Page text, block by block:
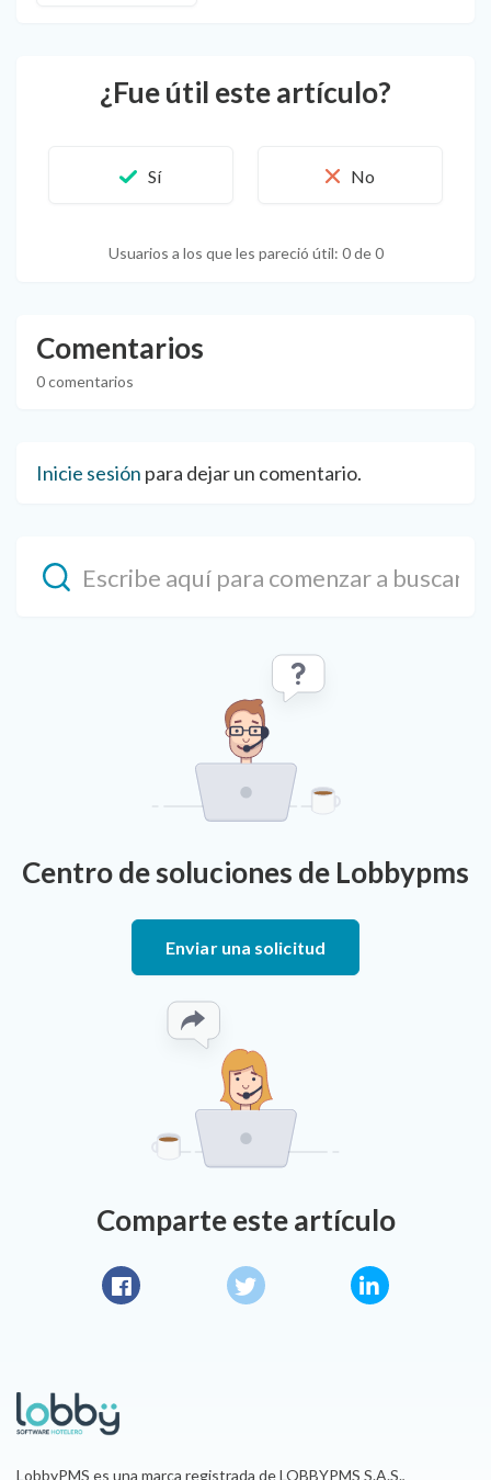
¿Fue útil este artículo?
Usuarios a los que les pareció útil: 0 de 0
Comentarios
0 comentarios
Inicie sesión para dejar un comentario.
Centro de soluciones de Lobbypms
Enviar una solicitud
Comparte este artículo
Twitter LinkedIn
LobbyPMS es una marca registrada de LOBBYPMS S.A.S.,